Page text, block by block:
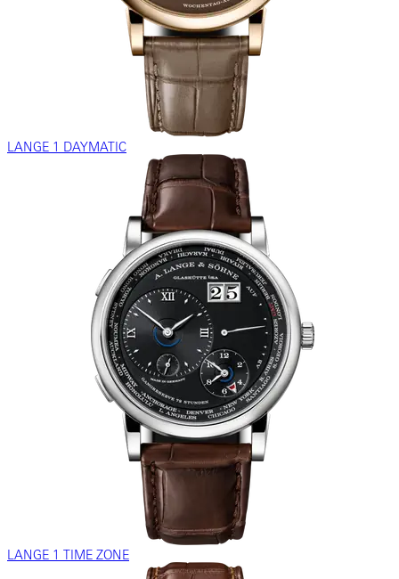
LANGE 1 DAYMATIC
LANGE 1 TIME ZONE